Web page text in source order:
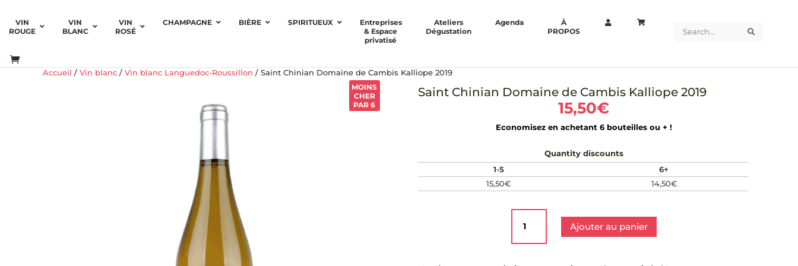
VIN
ROUGE
VIN
BLANC
VIN
ROSÉ
CHAMPAGNE BIÈRE SPIRITUEUX
Entreprises
& Espace
privatisé
Ateliers
Dégustation
Agenda
À
PROPOS
Accueil / Vin blanc / Vin blanc Languedoc-Roussillon / Saint Chinian Domaine de Cambis Kalliope 2019
MOINS
CHER
PAR 6
Saint Chinian Domaine de Cambis Kalliope 2019
15,50€
Economisez en achetant 6 bouteilles ou + !
Quantity discounts
1-5
6+
15,50€ 14,50€
Ajouter au panier